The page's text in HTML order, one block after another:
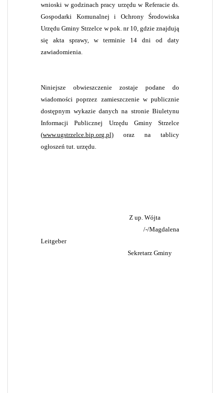
wnioski w godzinach pracy urzędu w Referacie ds.
Gospodarki Komunalnej i Ochrony Środowiska
Urzędu Gminy Strzelce w pok. nr 10, gdzie znajdują
się akta sprawy, w terminie 14 dni od daty
zawiadomienia.
Niniejsze obwieszczenie zostaje podane do
wiadomości poprzez zamieszczenie w publicznie
dostępnym wykazie danych na stronie Biuletynu
Informacji Publicznej Urzędu Gminy Strzelce
(www.ugstrzelce.bip.org.pl) oraz na tablicy
ogłoszeń tut. urzędu.
Z up. Wójta
/-/Magdalena
Leitgeber
Sekretarz Gminy